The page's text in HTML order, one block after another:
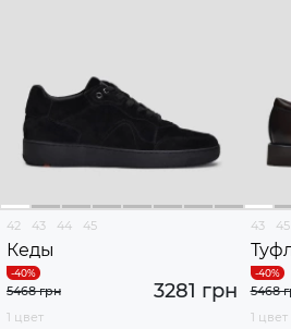
42 43 44 45
Кеды
3281 грн
5468 грн
1 цвет
43 45
5468
1 цвет